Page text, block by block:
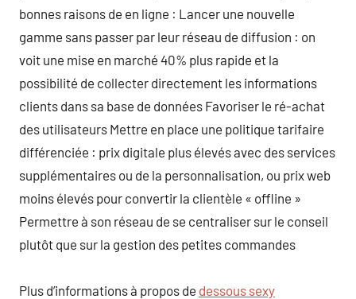
bonnes raisons de en ligne : Lancer une nouvelle
gamme sans passer par leur réseau de diffusion : on
voit une mise en marché 40% plus rapide et la
possibilité de collecter directement les informations
clients dans sa base de données Favoriser le ré-achat
des utilisateurs Mettre en place une politique tarifaire
différenciée : prix digitale plus élevés avec des services
supplémentaires ou de la personnalisation, ou prix web
moins élevés pour convertir la clientèle « offline »
Permettre à son réseau de se centraliser sur le conseil
plutôt que sur la gestion des petites commandes
Plus d’informations à propos de dessous sexy